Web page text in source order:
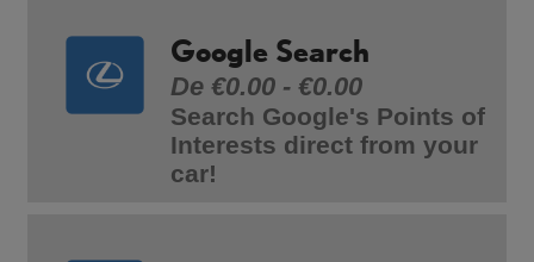
Google Search
De €0.00 - €0.00
Search Google's Points of
Interests direct from your
car!